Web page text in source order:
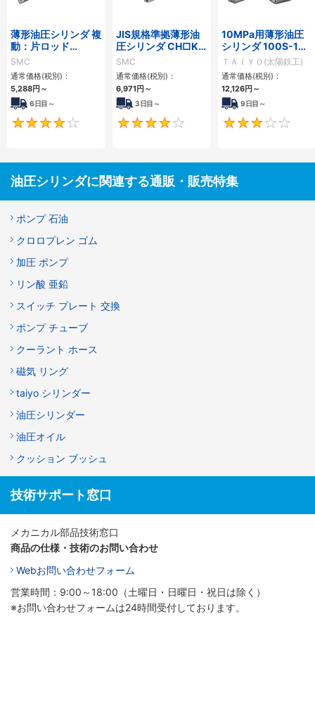
薄形油圧シリンダ 複
動：片ロッド
CH□QBシリーズ
SMC
通常価格(税別)：
5,288円～
6日目～
4
JIS規格準拠薄形油
圧シリンダ CH□KD
シリーズ
SMC
通常価格(税別)：
6,971円～
3日目～
4
10MPa用薄形油圧
シリンダ 100S-1シ
リーズ
ＴＡＩＹＯ(太陽鉄工)
通常価格(税別)：
12,126円～
9日目～
油圧シリンダに関連する通販・販売特集
ポンプ 石油
クロロプレン ゴム
加圧 ポンプ
リン酸 亜鉛
スイッチ プレート 交換
ポンプ チューブ
クーラント ホース
磁気 リング
taiyo シリンダー
油圧シリンダー
油圧オイル
クッション ブッシュ
技術サポート窓口
メカニカル部品技術窓口
商品の仕様・技術のお問い合わせ
Webお問い合わせフォーム
営業時間：9:00～18:00（土曜日・日曜日・祝日は除く）
※お問い合わせフォームは24時間受付しております。